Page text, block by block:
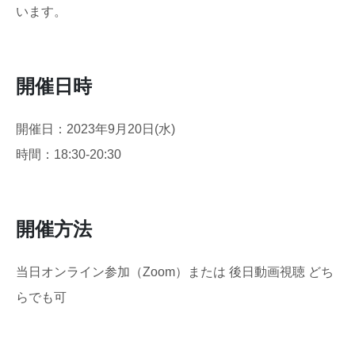
います。
開催日時
開催日：2023年9月20日(水)
時間：18:30-20:30
開催方法
当日オンライン参加（Zoom）または 後日動画視聴 どち
らでも可